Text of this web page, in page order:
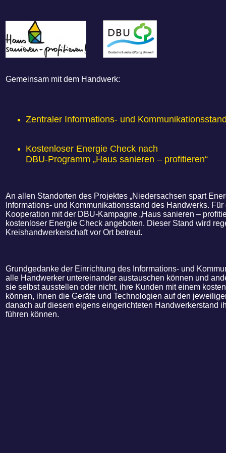
Gemeinsam mit dem Handwerk:
Zentraler Informations- und
Kostenloser Energie Check nach
DBU-Programm „Haus sanieren – profitieren“
An allen Standorten des Projektes „Niedersachsen spart
Informations- und Kommunikationsstand des Handwerks.
Kooperation mit der DBU-Kampagne „Haus sanieren –
kostenloser Energie Check angeboten. Dieser Stand wird
Kreishandwerkerschaft vor Ort betreut.
Grundgedanke der Einrichtung des Informations- und
alle Handwerker untereinander austauschen können und
sie selbst ausstellen oder nicht, ihre Kunden mit einem
können, ihnen die Geräte und Technologien auf den
danach auf diesem eigens eingerichteten Handwerkerstand
führen können.